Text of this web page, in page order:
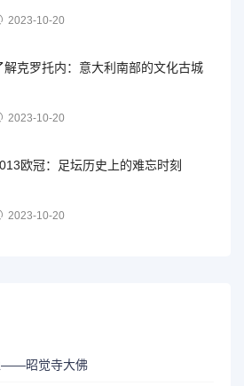
2023-10-20
解克罗托内：意大利南部的文化古城
2023-10-20
欧冠：足坛历史上的难忘时刻
2023-10-20
——昭觉寺大佛